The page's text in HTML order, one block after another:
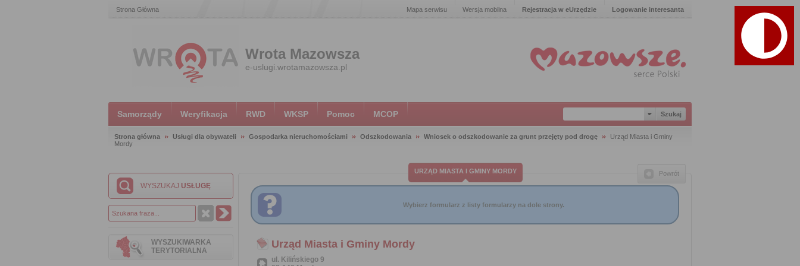
Strona Główna Mapa serwisu Wersja mobilna Rejestracja w eUrzędzie Logowanie interesanta
Wrota Mazowsza
e-uslugi.wrotamazowsza.pl
Samorządy Weryfikacja RWD WKSP Pomoc MCOP
Strona główna Usługi dla obywateli Gospodarka nieruchomościami Odszkodowania Wniosek o odszkodowanie za grunt przejęty pod drogę
Urząd Miasta i Gminy
Mordy
WYSZUKAJ USŁUGĘ
WYSZUKIWARKA
TERYTORIALNA
URZĄD MIASTA I GMINY MORDY Powrót
Wybierz formularz z listy formularzy na dole strony.
Urząd Miasta i Gminy Mordy
ul. Kilińskiego 9